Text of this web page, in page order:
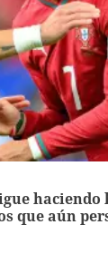
que aún